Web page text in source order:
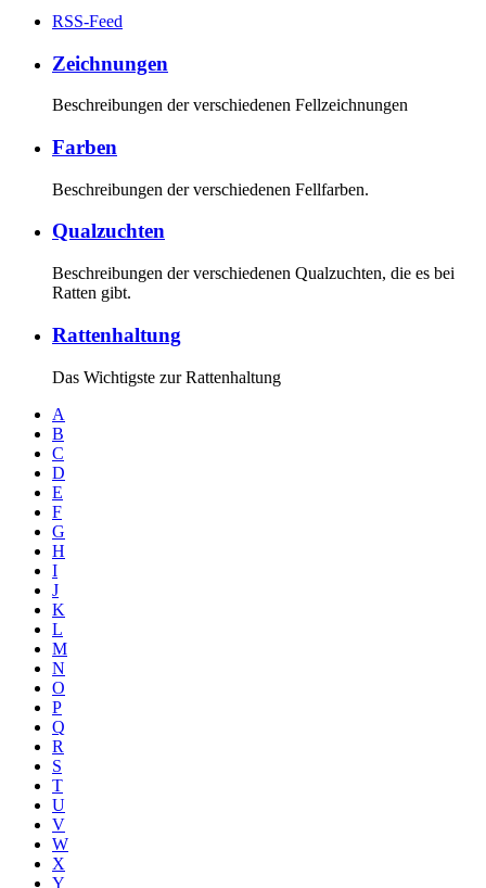
RSS-Feed
Zeichnungen
Beschreibungen der verschiedenen Fellzeichnungen
Farben
Beschreibungen der verschiedenen Fellfarben.
Qualzuchten
Beschreibungen der verschiedenen Qualzuchten, die es bei
Ratten gibt.
Rattenhaltung
Das Wichtigste zur Rattenhaltung
A
B
C
D
E
F
G
H
I
J
K
L
M
N
O
P
Q
R
S
T
U
V
W
X
Y